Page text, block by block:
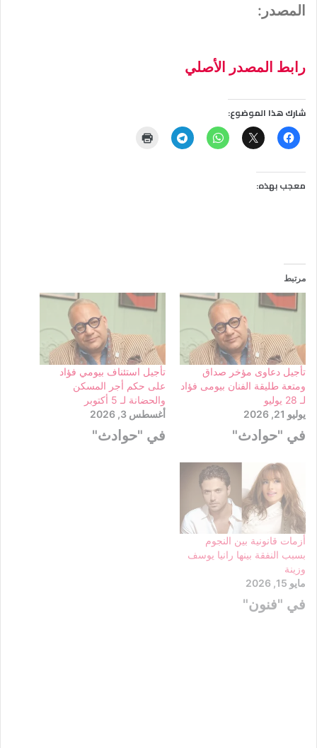
المصدر:
رابط المصدر الأصلي
شارك هذا الموضوع:
معجب بهذه:
مرتبط
تأجيل دعاوى مؤخر صداق
ومتعة طليقة الفنان بيومى فؤاد
لـ 28 يوليو
يوليو 21, 2026
في "حوادث"
تأجيل استئناف بيومي فؤاد
على حكم أجر المسكن
والحضانة لـ 5 أكتوبر
أغسطس 3, 2026
في "حوادث"
أزمات قانونية بين النجوم
بسبب النفقة بينها رانيا يوسف
وزينة
مايو 15, 2026
في "فنون"